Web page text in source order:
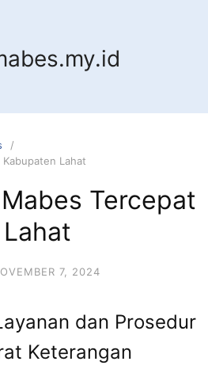
Lahat
Tercepat
7, 2024
dan Prosedur
Keterangan